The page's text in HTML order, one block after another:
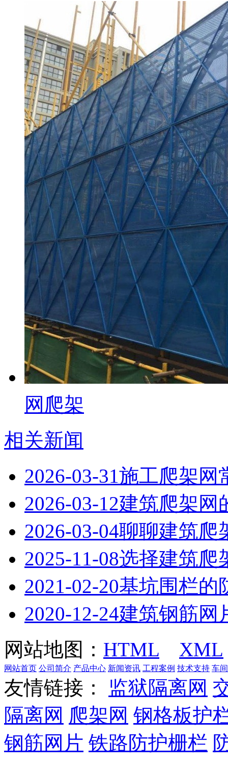
网爬架
相关新闻
2026-03-31施工爬架网
2026-03-12建筑爬架网
2026-03-04聊聊建筑爬
2025-11-08选择建筑爬
2021-02-20基坑围栏的
2020-12-24建筑钢筋网
网站地图： HTML XML
网站首页 公司简介 产品中心 新闻资讯 工程案例 技术支持 车
友情链接： 监狱隔离网
隔离网 爬架网 钢格板护
钢筋网片 铁路防护栅栏